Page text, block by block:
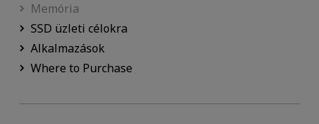
Memória
SSD üzleti célokra
Alkalmazások
Where to Purchase